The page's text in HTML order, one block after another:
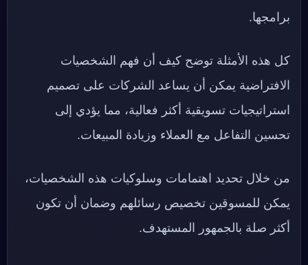
برامجها.
كل هذه الأمثلة توضح كيف أن فهم الشخصيات
الافتراضية يمكن أن يساعد الشركات على تصميم
استراتيجيات تسويقية أكثر فعالية، مما يؤدي إلى
تحسين التفاعل مع العملاء وزيادة المبيعات.
من خلال تحديد اهتمامات وسلوكيات هذه الشخصيات،
يمكن للمسوقين تخصيص رسائلهم وضمان أن تكون
أكثر صلة بالجمهور المستهدف.